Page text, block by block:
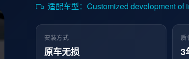
适配车型：Customized development of
安装方式
原车无损
质
3